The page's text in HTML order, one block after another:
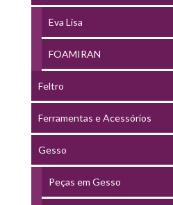
Eva Lisa
FOAMIRAN
Feltro
Ferramentas e Acessórios
Gesso
Peças em Gesso